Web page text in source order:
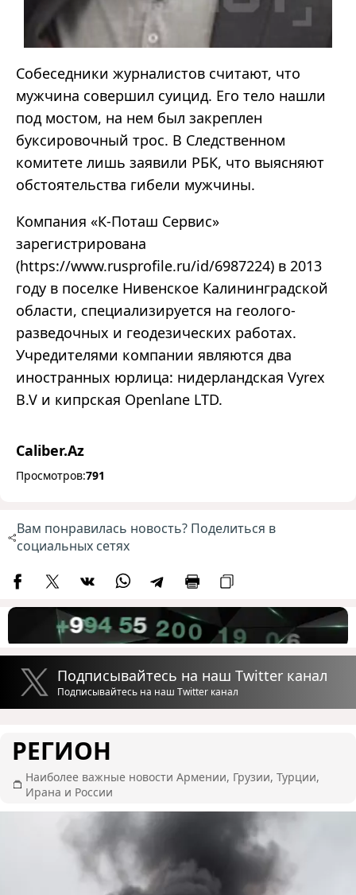
Собеседники журналистов считают, что
мужчина совершил суицид. Его тело нашли
под мостом, на нем был закреплен
буксировочный трос. В Следственном
комитете лишь заявили РБК, что выясняют
обстоятельства гибели мужчины.
Компания «К-Поташ Сервис»
зарегистрирована
(https://www.rusprofile.ru/id/6987224) в 2013
году в поселке Нивенское Калининградской
области, специализируется на геолого-
разведочных и геодезических работах.
Учредителями компании являются два
иностранных юрлица: нидерландская Vyrex
B.V и кипрская Openlane LTD.
Caliber.Az
Просмотров:791
Вам понравилась новость? Поделиться в
социальных сетях
Подписывайтесь на наш Twitter канал
Подписывайтесь на наш Twitter канал
РЕГИОН
Наиболее важные новости Армении, Грузии, Турции,
Ирана и России